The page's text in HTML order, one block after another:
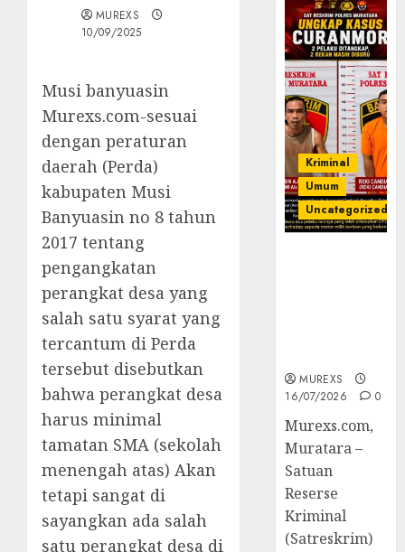
MUREXS
10/09/2025
Musi banyuasin
Murexs.com-sesuai
dengan peraturan
daerah (Perda)
kabupaten Musi
Banyuasin no 8 tahun
2017 tentang
pengangkatan
perangkat desa yang
salah satu syarat yang
tercantum di Perda
tersebut disebutkan
bahwa perangkat desa
harus minimal
tamatan SMA (sekolah
menengah atas) Akan
tetapi sangat di
sayangkan ada salah
satu perangkat desa di
Kriminal
Umum
Uncategorized
MUREXS
16/07/2026
0
Murexs.com,
Muratara –
Satuan
Reserse
Kriminal
(Satreskrim)